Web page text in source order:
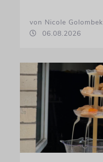
von Nicole Golombek
06.08.2026